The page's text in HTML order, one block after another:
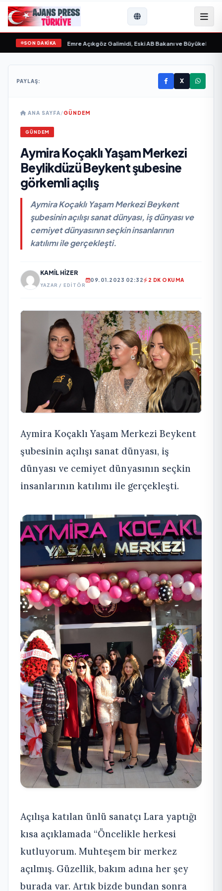
SON DAKİKA
“ yayımlandı• Ali Emre Açıkgöz Galimidi, Eski AB Bakanı ve Büyükelçi
PAYLAŞ: X
ANA SAYFA/GÜNDEM
GÜNDEM
Aymira Koçaklı Yaşam Merkezi
Beylikdüzü Beykent şubesine
görkemli açılış
Aymira Koçaklı Yaşam Merkezi Beykent
şubesinin açılışı sanat dünyası, iş dünyası ve
cemiyet dünyasının seçkin insanlarının
katılımı ile gerçekleşti.
KAMIL HIZER
YAZAR / EDITÖR
09.01.2023 02:32 2 DK OKUMA
Aymira Koçaklı Yaşam Merkezi Beykent
şubesinin açılışı sanat dünyası, iş
dünyası ve cemiyet dünyasının seçkin
insanlarının katılımı ile gerçekleşti.
Açılışa katılan ünlü sanatçı Lara yaptığı
kısa açıklamada “Öncelikle herkesi
kutluyorum. Muhteşem bir merkez
açılmış. Güzellik, bakım adına her şey
burada var. Artık bizde bundan sonra